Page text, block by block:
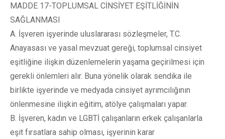
MADDE 17-TOPLUMSAL CİNSİYET EŞİTLİĞİNİN
SAĞLANMASI
A. İşveren işyerinde uluslararası sözleşmeler, T.C.
Anayasası ve yasal mevzuat gereği, toplumsal cinsiyet
eşitliğine ilişkin düzenlemelerin yaşama geçirilmesi için
gerekli önlemleri alır. Buna yönelik olarak sendika ile
birlikte işyerinde ve medyada cinsiyet ayrımcılığının
önlenmesine ilişkin eğitim, atölye çalışmaları yapar.
B. İşveren, kadın ve LGBTİ çalışanların erkek çalışanlarla
eşit fırsatlara sahip olması, işyerinin karar